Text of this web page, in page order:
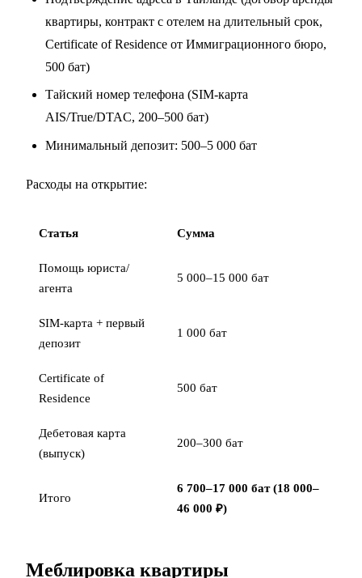
квартиры, контракт с отелем на длительный срок,
Certificate of Residence от Иммиграционного бюро,
500 бат)
Тайский номер телефона (SIM-карта
AIS/True/DTAC, 200–500 бат)
Минимальный депозит: 500–5 000 бат
Расходы на открытие:
Статья Сумма
Помощь юриста/
агента
5 000–15 000 бат
SIM-карта + первый
депозит
1 000 бат
Certificate of
Residence
500 бат
Дебетовая карта
(выпуск)
200–300 бат
Итого
6 700–17 000 бат (18 000–
46 000 ₽)
Меблировка квартиры